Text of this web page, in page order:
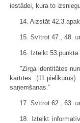
iestādei, kura to
14. Aizstāt
15. Svītrot 47., 48.
16. Izteikt
"Zirga identitātes
kartītes
saņemšanas."
17. Svītrot 62., 63.
18. Izteikt